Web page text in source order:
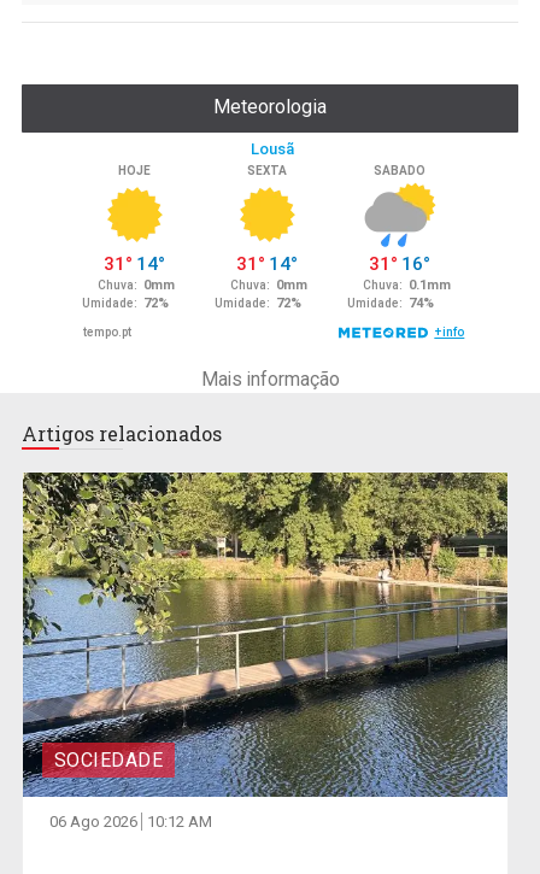
Meteorologia
Mais informação
Artigos relacionados
SOCIEDADE
06 Ago 2026 10:12 AM